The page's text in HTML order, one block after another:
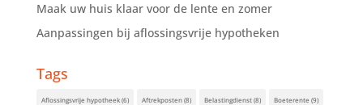
Maak uw huis klaar voor de lente en zomer
Aanpassingen bij aflossingsvrije hypotheken
Tags
Aflossingsvrije hypotheek(6) Aftrekposten(8) Belastingdienst(8) Boeterente (9)